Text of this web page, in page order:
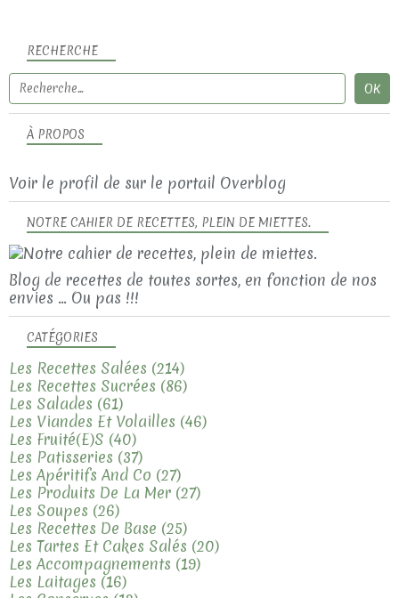
RECHERCHE
NOTRE CAHIER DE RECETTES, PLEIN DE MIETTES.
Blog de recettes de toutes sortes, en fonction de nos
envies ... Ou pas !!!
À PROPOS
Voir le profil de sur le portail Overblog
CATÉGORIES
Les Recettes Salées (214)
Les Recettes Sucrées (86)
Les Salades (61)
Les Viandes Et Volailles (46)
Les Fruité(e)s (40)
Les Patisseries (37)
Les Apéritifs And Co (27)
Les Produits De La Mer (27)
Les Soupes (26)
Les Recettes De Base (25)
Les Tartes Et Cakes Salés (20)
Les Accompagnements (19)
Les Laitages (16)